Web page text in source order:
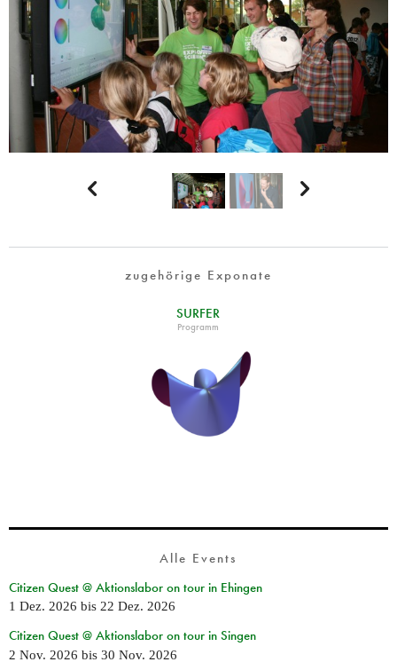
 
zugehörige Exponate
SURFER
Programm
Alle Events
Citizen Quest @ Aktionslabor on tour in Ehingen
1 Dez. 2026 bis 22 Dez. 2026
Citizen Quest @ Aktionslabor on tour in Singen
2 Nov. 2026 bis 30 Nov. 2026